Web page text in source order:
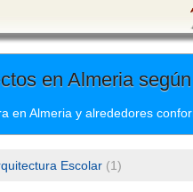
en Almeria
en Almeria y alrededores
Escolar (1)